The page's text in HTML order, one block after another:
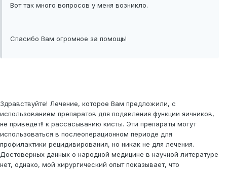
Вот так много вопросов у меня возникло.
Спасибо Вам огромное за помощь!
Здравствуйте! Лечение, которое Вам предложили, с
использованием препаратов для подавления функции яичников,
не приведет!! к рассасыванию кисты. Эти препараты могут
использоваться в послеоперационном периоде для
профилактики рецидивирования, но никак не для лечения.
Достоверных данных о народной медицине в научной литературе
нет, однако, мой хирургический опыт показывает, что